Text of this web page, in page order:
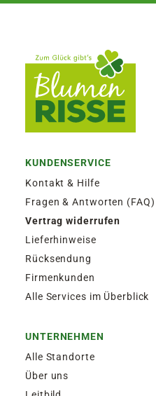
KUNDENSERVICE
Kontakt & Hilfe
Fragen & Antworten (FAQ)
Vertrag widerrufen
Lieferhinweise
Rücksendung
Firmenkunden
Alle Services im Überblick
UNTERNEHMEN
Alle Standorte
Über uns